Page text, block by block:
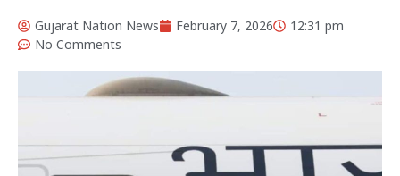
Gujarat Nation News February 7, 2026
12:31 pm
No Comments